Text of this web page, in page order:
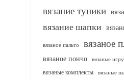
вязание туники
вязание шапки
вязаное пальто вязаное
вязаное пончо вязаные
вязаные комплекты
вязаные